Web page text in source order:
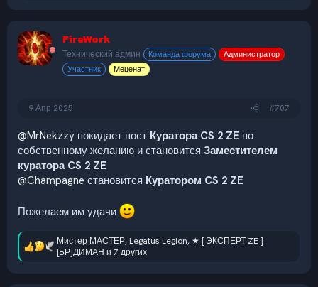
ц
и
и
FireWork
Технический админ Команда форума
Администратор
Участник
Меценат
9 Апр 2025 #707
@MrNekzzy покидает пост Куратора CS 2 ZE по
собственному желанию и становится Заместителем
куратора CS 2 ZE
@Champagne становится Куратором CS 2 ZE
Пожелаем им удачи
Р
е
Мистер МАСТЕР, Legatus Legion, ★ [ ЭКСПЕРТ ZE ]
[БР]ДИМАН и 7 других